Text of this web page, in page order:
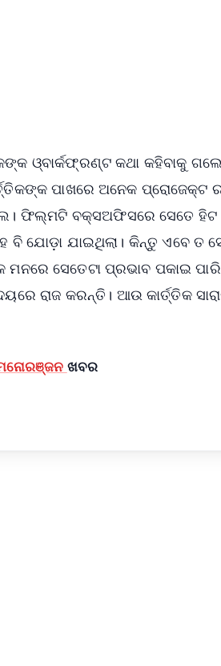
ଓ୍ବାର୍କଫ୍ରଣ୍ଟ କଥା କହିବାକୁ
ପାଖରେ ଅନେକ
ଫିଲ୍ମଟି ବକ୍ସଅଫିସରେ ସେତେ ହିଟ
ବି ଯୋଡ଼ା ଯାଇଥିଲା। କିନ୍ତୁ ଏବେ ତ
ମନରେ ସେତେଟା ପ୍ରଭାବ ପକାଇ
ରାଜ କରନ୍ତି। ଆଉ କାର୍ତ୍ତିକ
ଖବର